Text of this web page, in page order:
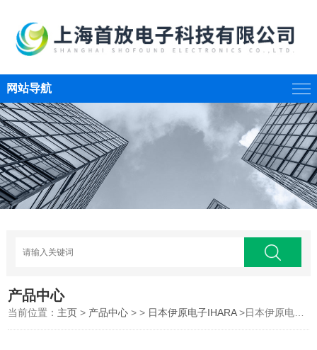
网站导航
产品中心
当前位置： 主页 > 产品中心 > > 日本伊原电子IHARA>日本伊原电子IHARA彩色反射浓度计